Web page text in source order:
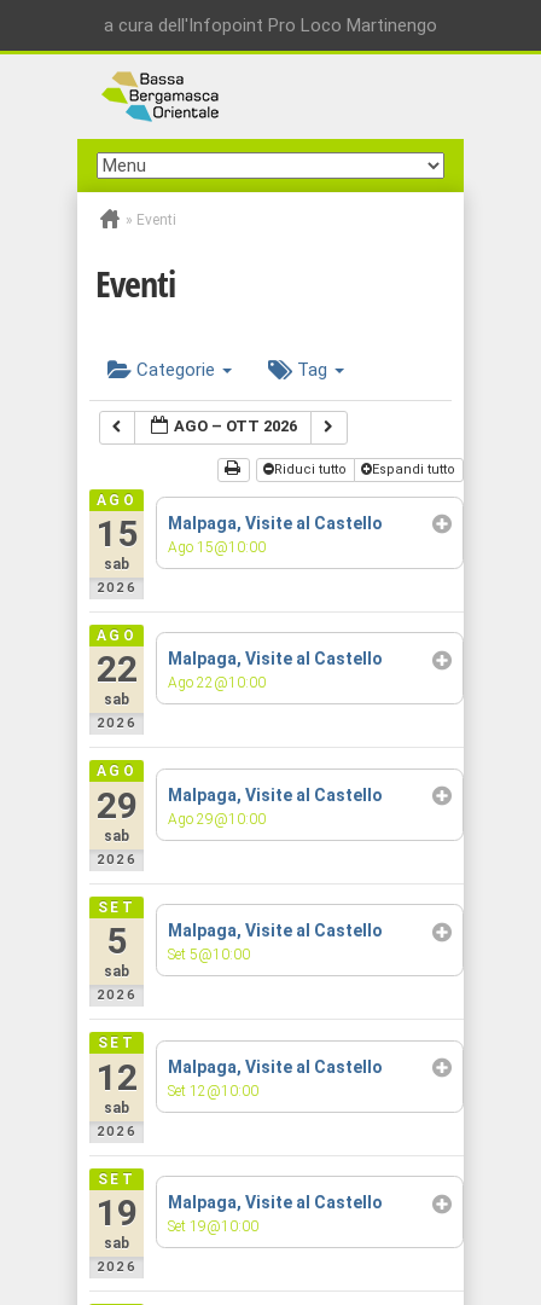
a cura dell'Infopoint Pro Loco Martinengo
» Eventi
Eventi
Categorie Tag
AGO – OTT 2026
Riduci tutto Espandi tutto
AGO
15
sab
2026
Malpaga, Visite al Castello
Ago 15@10:00
AGO
22
sab
2026
Malpaga, Visite al Castello
Ago 22@10:00
AGO
29
sab
2026
Malpaga, Visite al Castello
Ago 29@10:00
SET
5
sab
2026
Malpaga, Visite al Castello
Set 5@10:00
SET
12
sab
2026
Malpaga, Visite al Castello
Set 12@10:00
SET
19
sab
2026
Malpaga, Visite al Castello
Set 19@10:00